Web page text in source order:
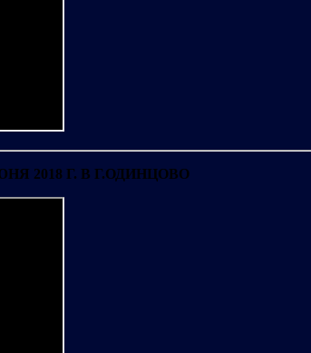
2018 Г. В Г.ОДИНЦОВО